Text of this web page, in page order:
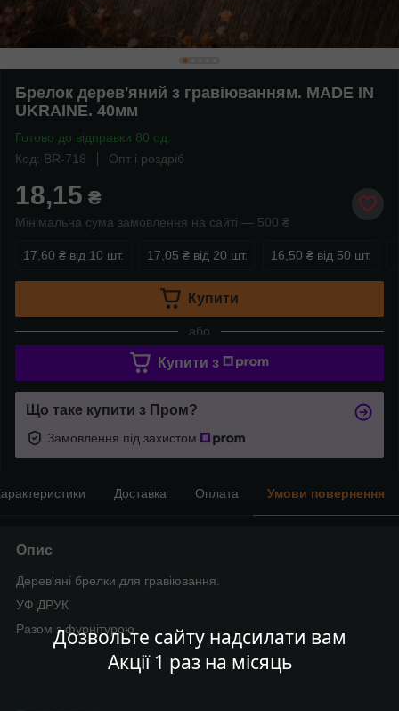
Дозвольте сайту надсилати вам
Акції 1 раз на місяць
Брелок дерев'яний з гравіюванням. MADE IN
UKRAINE. 40мм
Готово до відправки 80 од.
Код: BR-718
Опт і роздріб
18,15 ₴
Мінімальна сума замовлення на сайті — 500 ₴
17,60 ₴ від 10 шт. 17,05 ₴ від 20 шт. 16,50 ₴ від 50 шт.
Купити
або
Купити з
Що таке купити з Пром?
Замовлення під захистом
Доставка Оплата Умови повернення
Опис
Дерев'яні брелки для гравіювання.
УФ ДРУК
Разом з фурнітурою.